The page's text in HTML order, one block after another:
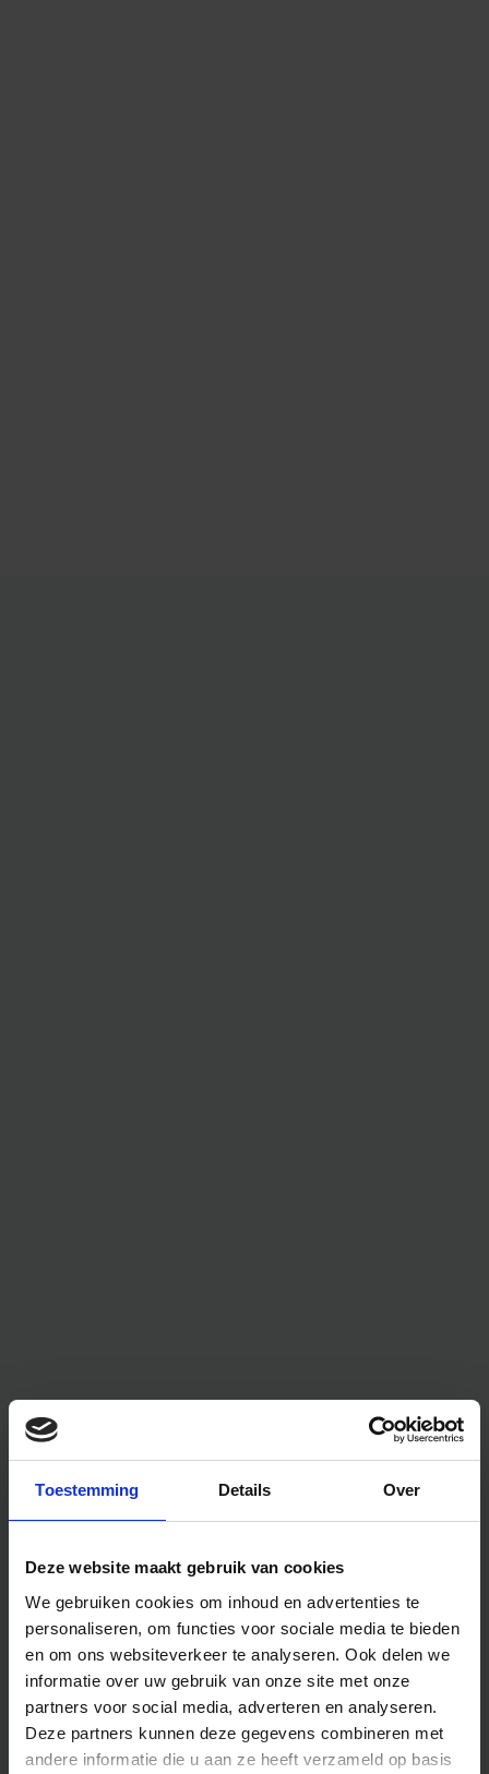
Toestemming Details Over
Deze website maakt gebruik van cookies
We gebruiken cookies om inhoud en advertenties te
personaliseren, om functies voor sociale media te bieden
en om ons websiteverkeer te analyseren. Ook delen we
informatie over uw gebruik van onze site met onze
partners voor social media, adverteren en analyseren.
Deze partners kunnen deze gegevens combineren met
andere informatie die u aan ze heeft verzameld op basis